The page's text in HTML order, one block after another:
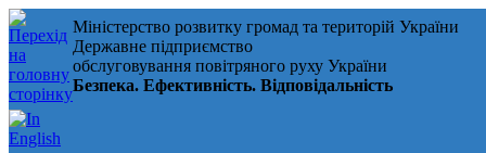
Міністерство розвитку громад та територій України
Державне підприємство
обслуговування повітряного руху України
Безпека. Ефективність. Відповідальність